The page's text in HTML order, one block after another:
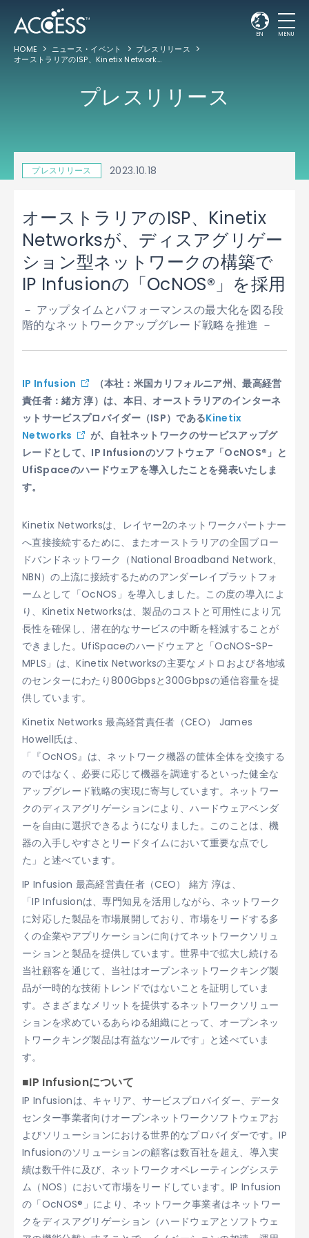
EN MENU
HOME ニュース・イベント
プレスリリース
オーストラリアのISP、Kinetix Networksが、ディスアグリゲーション型ネットワークの構築でIP Infusionの「OcNOS®」を採用
プレスリリース
プレスリリース 2023.10.18
オーストラリアのISP、Kinetix
Networksが、ディスアグリゲー
ション型ネットワークの構築で
IP Infusionの「OcNOS®」を採用
－ アップタイムとパフォーマンスの最大化を図る段
階的なネットワークアップグレード戦略を推進 －
IP Infusion
（本社：米国カリフォルニア州、最高経営
責任者：緒方 淳）は、本日、オーストラリアのインターネ
ットサービスプロバイダー（ISP）であるKinetix
Networks
が、自社ネットワークのサービスアップグ
レードとして、IP Infusionのソフトウェア「OcNOS®」と
UfiSpaceのハードウェアを導入したことを発表いたしま
す。
Kinetix Networksは、レイヤー2のネットワークパートナー
へ直接接続するために、またオーストラリアの全国ブロー
ドバンドネットワーク（National Broadband Network、
NBN）の上流に接続するためのアンダーレイプラットフォ
ームとして「OcNOS」を導入しました。この度の導入によ
り、Kinetix Networksは、製品のコストと可用性により冗
長性を確保し、潜在的なサービスの中断を軽減することが
できました。UfiSpaceのハードウェアと「OcNOS-SP-
MPLS」は、Kinetix Networksの主要なメトロおよび各地域
のセンターにわたり800Gbpsと300Gbpsの通信容量を提
供しています。
Kinetix Networks 最高経営責任者（CEO） James
Howell氏は、
「『OcNOS』は、ネットワーク機器の筐体全体を交換する
のではなく、必要に応じて機器を調達するといった健全な
アップグレード戦略の実現に寄与しています。ネットワー
クのディスアグリゲーションにより、ハードウェアベンダ
ーを自由に選択できるようになりました。このことは、機
器の入手しやすさとリードタイムにおいて重要な点でし
た」と述べています。
IP Infusion 最高経営責任者（CEO） 緒方 淳は、
「IP Infusionは、専門知見を活用しながら、ネットワーク
に対応した製品を市場展開しており、市場をリードする多
くの企業やアプリケーションに向けてネットワークソリュ
ーションと製品を提供しています。世界中で拡大し続ける
当社顧客を通じて、当社はオープンネットワークキング製
品が一時的な技術トレンドではないことを証明していま
す。さまざまなメリットを提供するネットワークソリュー
ションを求めているあらゆる組織にとって、オープンネッ
トワークキング製品は有益なツールです」と述べていま
す。
■IP Infusionについて
IP Infusionは、キャリア、サービスプロバイダー、データ
センター事業者向けオープンネットワークソフトウェアお
よびソリューションにおける世界的なプロバイダーです。IP
Infusionのソリューションの顧客は数百社を超え、導入実
績は数千件に及び、ネットワークオペレーティングシステ
ム（NOS）において市場をリードしています。IP Infusion
の「OcNOS®」により、ネットワーク事業者はネットワー
クをディスアグリゲーション（ハードウェアとソフトウェ